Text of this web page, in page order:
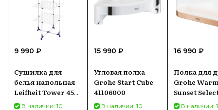
9 990 ₽
Сушилка для
белья напольная
Leifheit Tower 450
(81456)
В наличии: 10
15 990 ₽
Угловая полка
Grohe Start Cube
41106000
В наличии: 10
16 990 ₽
Полка для
Grohe
Sunset
41038Da0
В наличии: